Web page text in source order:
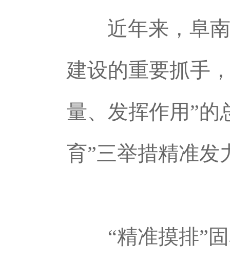
近年来，阜
建设的重要抓手
量、发挥作用”的
育”三举措精准发
“精准摸排”